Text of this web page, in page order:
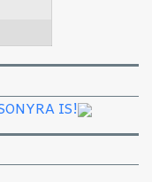
IS!